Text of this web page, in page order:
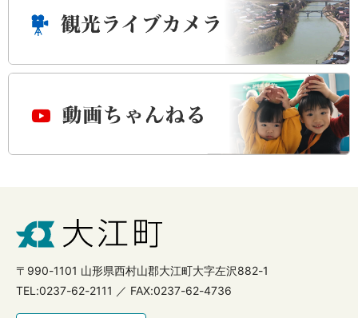
〒990-1101 山形県西村山郡大江町大字左沢882-1
TEL:0237-62-2111 ／ FAX:0237-62-4736